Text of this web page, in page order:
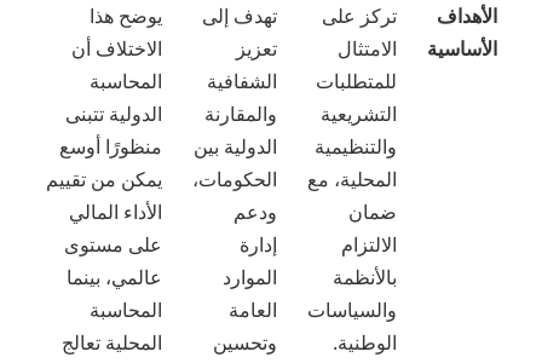
الأهداف
الأساسية
تركز على
الامتثال
للمتطلبات
التشريعية
والتنظيمية
المحلية، مع
ضمان
الالتزام
بالأنظمة
والسياسات
الوطنية.
تهدف إلى
تعزيز
الشفافية
والمقارنة
الدولية بين
الحكومات،
ودعم
إدارة
الموارد
العامة
وتحسين
يوضح هذا
الاختلاف أن
المحاسبة
الدولية تتبنى
منظورًا أوسع
يمكن من تقييم
الأداء المالي
على مستوى
عالمي، بينما
المحاسبة
المحلية تعالج